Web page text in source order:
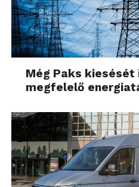
Még Paks
megfelelő